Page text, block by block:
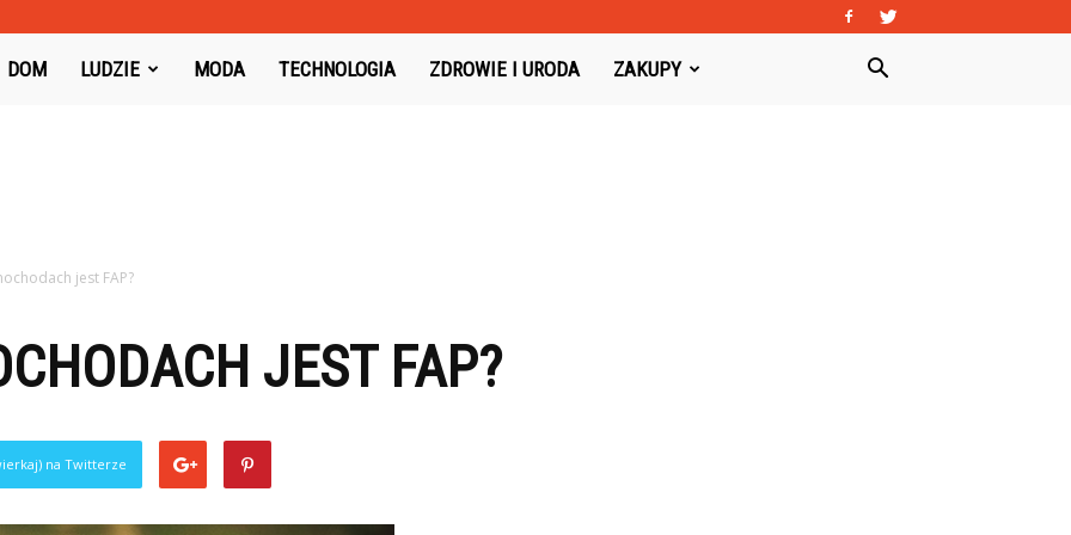
Toysboard.pl
DOM LUDZIE MODA TECHNOLOGIA ZDROWIE I URODA ZAKUPY
jest FAP?
JEST FAP?
na Twitterze